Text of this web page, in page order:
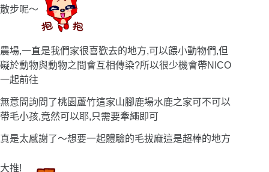
散步呢〜
農場,一直是我們家很喜歡去的地方,可以餵小動物們,但
礙於動物與動物之間會互相傳染?所以很少機會帶NICO
一起前往
無意間詢問了桃園蘆竹這家山腳鹿場水鹿之家可不可以
帶毛小孩,竟然可以耶,只需要牽繩即可
真是太感謝了〜想要一起體驗的毛拔麻這是超棒的地方
大推!